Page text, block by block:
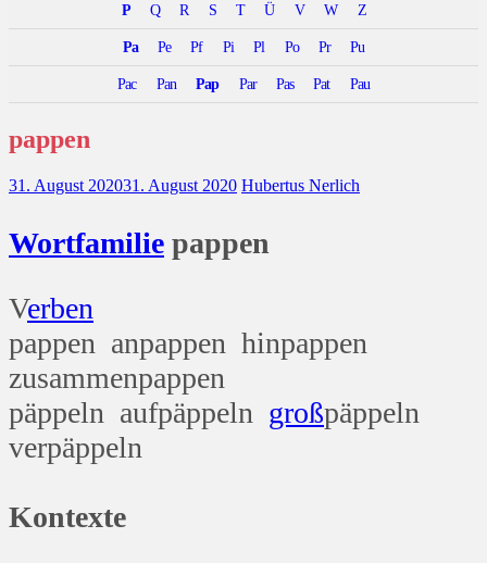
P Q R S T Ü V W Z
Pa Pe Pf Pi Pl Po Pr Pu
Pac Pan Pap Par Pas Pat Pau
pappen
31. August 202031. August 2020 Hubertus Nerlich
Wortfamilie pappen
Verben
pappen anpappen hinpappen
zusammenpappen
päppeln aufpäppeln großpäppeln
verpäppeln
Kontexte